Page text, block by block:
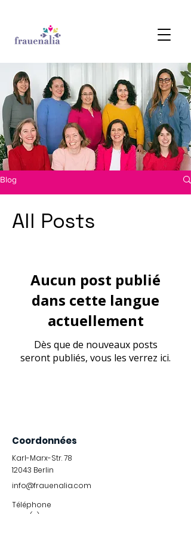
Blog
All Posts
Aucun post publié
dans cette langue
actuellement
Dès que de nouveaux posts
seront publiés, vous les verrez ici.
Coordonnées
Karl-Marx-Str. 78
12043 Berlin
info@frauenalia.com
Téléphone
49 (0) 30 28 65 63 04